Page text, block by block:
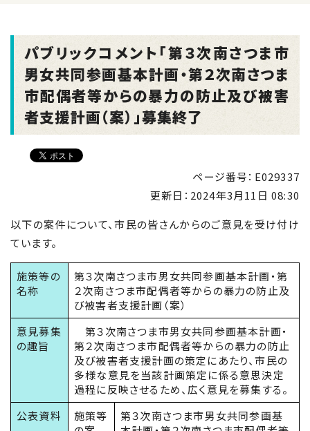
パブリックコメント「第３次南さつま市
男女共同参画基本計画・第２次南さつま
市配偶者等からの暴力の防止及び被害
者支援計画（案）」募集終了
ページ番号：E029337
更新日： 2024年3月11日 08:30
以下の案件について、市民の皆さんからのご意見を受け付け
ています。
施策等の
名称
第３次南さつま市男女共同参画基本計画・第
２次南さつま市配偶者等からの暴力の防止及
び被害者支援計画（案）
意見募集
の趣旨
第３次南さつま市男女共同参画基本計画・
第２次南さつま市配偶者等からの暴力の防止
及び被害者支援計画の策定にあたり、市民の
多様な意見を当該計画策定に係る意思決定
過程に反映させるため、広く意見を募集する。
公表資料
施策等
第３次南さつま市男女共同参画基